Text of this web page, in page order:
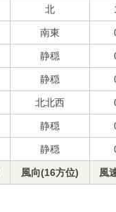
北
南東
静穏
静穏
北北西
静穏
静穏
風向(16方位) 風